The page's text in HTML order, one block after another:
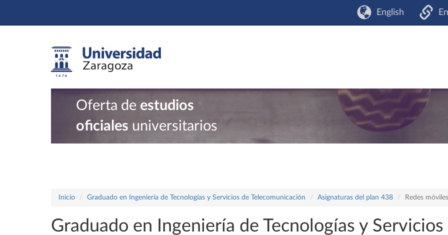
English
Oferta de estudios
oficiales universitarios
Inicio Graduado en Ingeniería de Tecnologías y Servicios de Telecomunicación Asignaturas del plan 438 Redes móviles
Graduado en Ingeniería de Tecnologías y